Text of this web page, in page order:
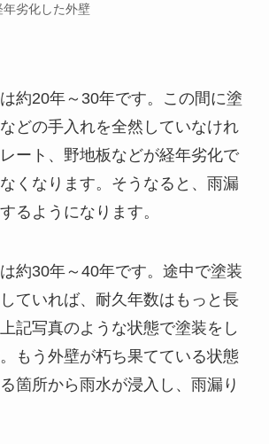
年劣化した外壁
約20年～30年です。この間に塗
どの手入れを全然していなけれ
ート、野地板などが経年劣化で
くなります。そうなると、雨漏
るようになります。
約30年～40年です。途中で塗装
ていれば、耐久年数はもっと長
記写真のような状態で塗装をし
もう外壁が朽ち果てている状態
箇所から雨水が浸入し、雨漏り